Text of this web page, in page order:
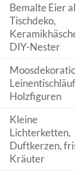
Bemalte Eier als
Tischdeko,
DIY-Nester
Holzfiguren
Kleine
Lichterketten,
Duftkerzen,
Kräuter